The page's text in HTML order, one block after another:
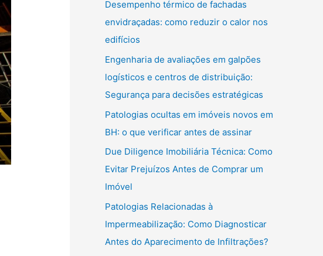
Desempenho térmico de fachadas
envidraçadas: como reduzir o calor nos
edifícios
Engenharia de avaliações em galpões
logísticos e centros de distribuição:
Segurança para decisões estratégicas
Patologias ocultas em imóveis novos em
BH: o que verificar antes de assinar
Due Diligence Imobiliária Técnica: Como
Evitar Prejuízos Antes de Comprar um
Imóvel
Patologias Relacionadas à
Impermeabilização: Como Diagnosticar
Antes do Aparecimento de Infiltrações?